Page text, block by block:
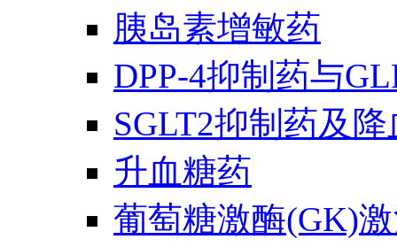
胰岛素增敏药
DPP-4抑制药与
SGLT2抑制药及
升血糖药
葡萄糖激酶(GK)